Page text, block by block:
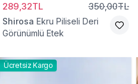
289,32TL 350,00TL
Shirosa Ekru Piliseli Deri
Görünümlü Etek
Ücretsiz Kargo